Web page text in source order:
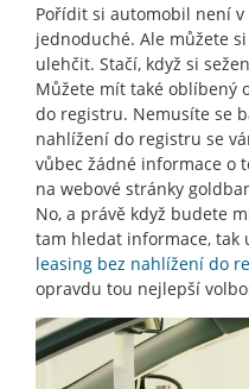
Pořídit si automobil není
jednoduché. Ale můžete
ulehčit. Stačí, když si
Můžete mít také oblíbený
do registru. Nemusíte se
nahlížení do registru se
vůbec žádné informace o
na webové stránky
No, a právě když budete
tam hledat informace, tak
leasing bez nahlížení do
opravdu tou nejlepší